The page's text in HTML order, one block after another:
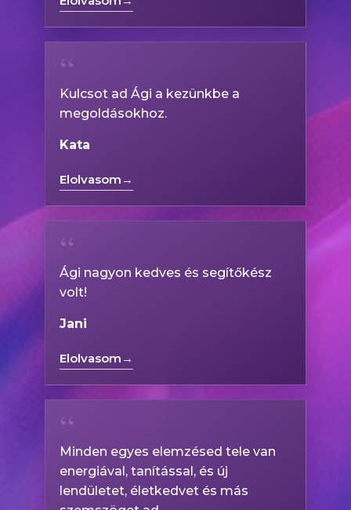
“
Kulcsot ad Ági a kezünkbe a
megoldásokhoz.
Kata
Elolvasom →
“
Ági nagyon kedves és segítőkész
volt!
Jani
Elolvasom →
“
Minden egyes elemzésed tele van
energiával, tanítással, és új
lendületet, életkedvet és más